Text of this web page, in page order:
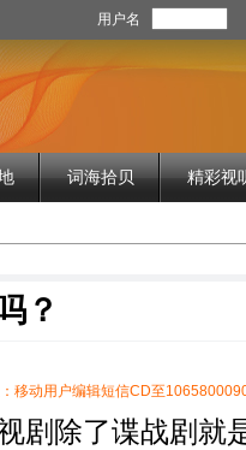
用户名
词海拾贝 精彩视
？
移动用户编辑短信CD至
剧除了谍战剧就